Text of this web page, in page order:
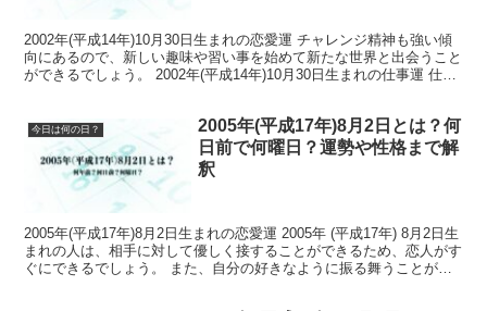
2002年(平成14年)10月30日生まれの恋愛運 チャレンジ精神も強い傾
向にあるので、新しい趣味や習い事を始めて新たな世界と出会うこと
ができるでしょう。 2002年(平成14年)10月30日生まれの仕事運 仕事
今日は何の日？
2005年(平成17年)8月2日とは？何
日前で何曜日？運勢や性格まで解
釈
2005年(平成17年)8月2日生まれの恋愛運 2005年 (平成17年) 8月2日生
まれの人は、相手に対して優しく接することができるため、恋人がす
ぐにできるでしょう。 また、自分の好きなように振る舞うことがで